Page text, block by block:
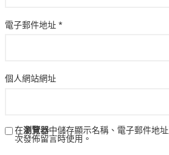
電子郵件地址 *
個人網站網址
在瀏覽器中儲存顯示名稱、電子郵件地
次發佈留言時使用。